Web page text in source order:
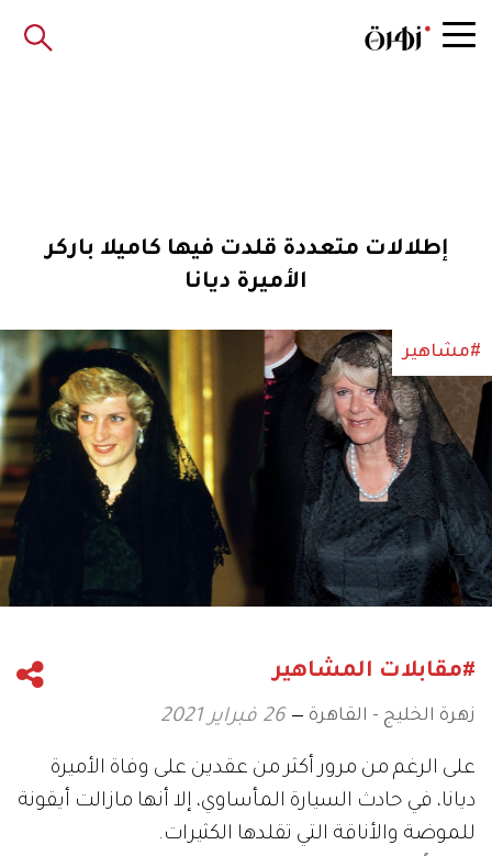
إطلالات متعددة قلدت فيها كاميلا باركر
الأميرة ديانا
#مشاهير
#مقابلات المشاهير
زهرة الخليج - القاهرة 26 فبراير 2021
على الرغم من مرور أكثر من عقدين على وفاة الأميرة
ديانا، في حادث السيارة المأساوي، إلا أنها مازالت أيقونة
للموضة والأناقة التي تقلدها الكثيرات.